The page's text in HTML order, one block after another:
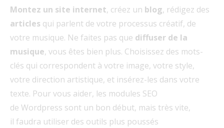
Montez un site internet, créez un blog, rédigez des
articles qui parlent de votre processus créatif, de
votre musique. Ne faites pas que diffuser de la
musique, vous êtes bien plus. Choisissez des mots-
clés qui correspondent à votre image, votre style,
votre direction artistique, et insérez-les dans votre
texte. Pour vous aider, les modules SEO
de Wordpress sont un bon début, mais très vite,
il faudra utiliser des outils plus poussés